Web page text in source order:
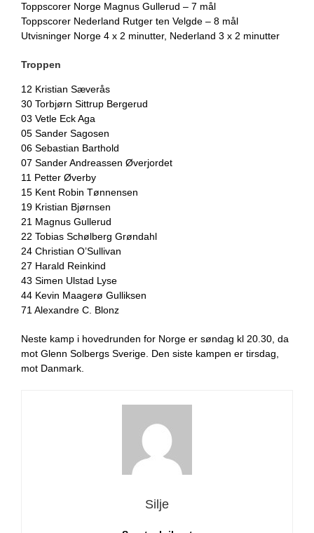
Toppscorer Norge Magnus Gullerud – 7 mål
Toppscorer Nederland Rutger ten Velgde – 8 mål
Utvisninger Norge 4 x 2 minutter, Nederland 3 x 2 minutter
Troppen
12 Kristian Sæverås
30 Torbjørn Sittrup Bergerud
03 Vetle Eck Aga
05 Sander Sagosen
06 Sebastian Barthold
07 Sander Andreassen Øverjordet
11 Petter Øverby
15 Kent Robin Tønnensen
19 Kristian Bjørnsen
21 Magnus Gullerud
22 Tobias Schølberg Grøndahl
24 Christian O’Sullivan
27 Harald Reinkind
43 Simen Ulstad Lyse
44 Kevin Maagerø Gulliksen
71 Alexandre C. Blonz
Neste kamp i hovedrunden for Norge er søndag kl 20.30, da
mot Glenn Solbergs Sverige. Den siste kampen er tirsdag,
mot Danmark.
Silje